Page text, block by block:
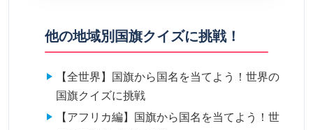
他の地域別国旗クイズに挑戦！
【全世界】国旗から国名を当てよう！世界の
国旗クイズに挑戦
【アフリカ編】国旗から国名を当てよう！世